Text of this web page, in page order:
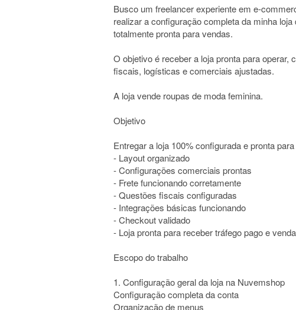
Busco um freelancer experiente em e-
realizar a configuração completa da minha
totalmente pronta para vendas.
O objetivo é receber a loja pronta para
fiscais, logísticas e comerciais ajustadas.
A loja vende roupas de moda feminina.
Objetivo
Entregar a loja 100% configurada e pronta
- Layout organizado
- Configurações comerciais prontas
- Frete funcionando corretamente
- Questões fiscais configuradas
- Integrações básicas funcionando
- Checkout validado
- Loja pronta para receber tráfego pago e
Escopo do trabalho
1. Configuração geral da loja na Nuvemshop
Configuração completa da conta
Organização de menus